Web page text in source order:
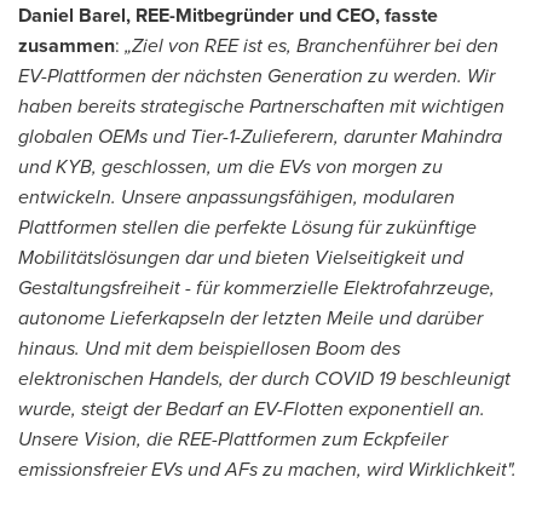
Daniel Barel, REE-Mitbegründer und CEO, fasste
zusammen: „Ziel von REE ist es, Branchenführer bei den
EV-Plattformen der nächsten Generation zu werden. Wir
haben bereits strategische Partnerschaften mit wichtigen
globalen OEMs und Tier-1-Zulieferern, darunter Mahindra
und KYB, geschlossen, um die EVs von morgen zu
entwickeln. Unsere anpassungsfähigen, modularen
Plattformen stellen die perfekte Lösung für zukünftige
Mobilitätslösungen dar und bieten Vielseitigkeit und
Gestaltungsfreiheit - für kommerzielle Elektrofahrzeuge,
autonome Lieferkapseln der letzten Meile und darüber
hinaus. Und mit dem beispiellosen Boom des
elektronischen Handels, der durch COVID 19 beschleunigt
wurde, steigt der Bedarf an EV-Flotten exponentiell an.
Unsere Vision, die REE-Plattformen zum Eckpfeiler
emissionsfreier EVs und AFs zu machen, wird Wirklichkeit".